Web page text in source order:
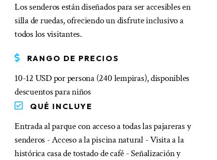
Los senderos están diseñados para ser accesibles en
silla de ruedas, ofreciendo un disfrute inclusivo a
todos los visitantes.
RANGO DE PRECIOS
10-12 USD por persona (240 lempiras), disponibles
descuentos para niños
QUÉ INCLUYE
Entrada al parque con acceso a todas las pajareras y
senderos - Acceso a la piscina natural - Visita a la
histórica casa de tostado de café - Señalización y